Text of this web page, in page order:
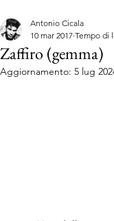
Zaffiro (gemma)
Antonio Cicala
10 mar 2017 Tempo di
Aggiornamento: 5 lug